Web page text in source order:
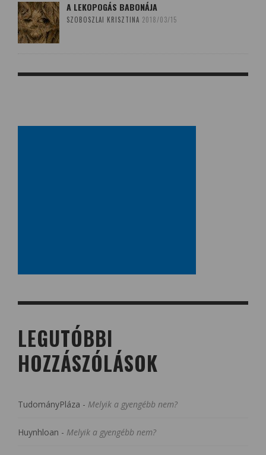
A LEKOPOGÁS BABONÁJA
SZOBOSZLAI KRISZTINA 2018/03/15
LEGUTÓBBI
HOZZÁSZÓLÁSOK
TudományPláza - Melyik a gyengébb nem?
Huynhloan - Melyik a gyengébb nem?